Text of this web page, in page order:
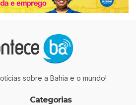
sobre a Bahia e o mundo!
Categorias